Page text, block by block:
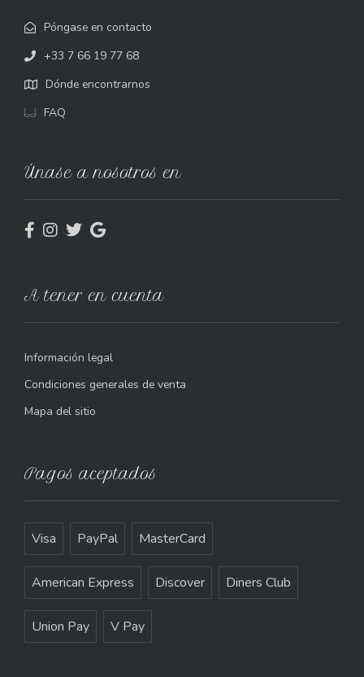
Póngase en contacto
+33 7 66 19 77 68
Dónde encontrarnos
FAQ
Únase a nosotros en
A tener en cuenta
Información legal
Condiciones generales de venta
Mapa del sitio
Pagos aceptados
Visa PayPal MasterCard
American Express Discover Diners Club
Union Pay V Pay